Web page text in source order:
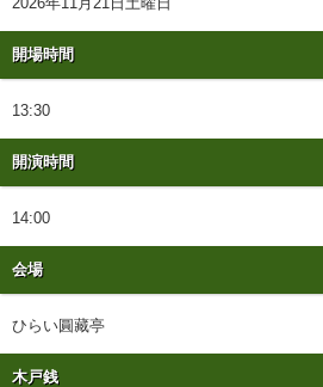
開場時間
13:30
開演時間
14:00
会場
ひらい圓藏亭
木戸銭